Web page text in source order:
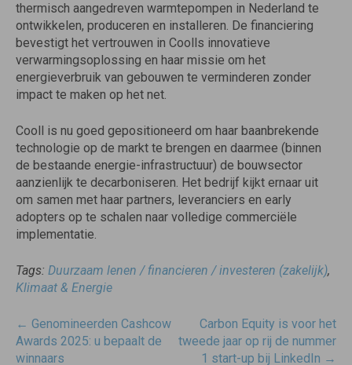
thermisch aangedreven warmtepompen in Nederland te
ontwikkelen, produceren en installeren. De financiering
bevestigt het vertrouwen in Coolls innovatieve
verwarmingsoplossing en haar missie om het
energieverbruik van gebouwen te verminderen zonder
impact te maken op het net.
Cooll is nu goed gepositioneerd om haar baanbrekende
technologie op de markt te brengen en daarmee (binnen
de bestaande energie-infrastructuur) de bouwsector
aanzienlijk te decarboniseren. Het bedrijf kijkt ernaar uit
om samen met haar partners, leveranciers en early
adopters op te schalen naar volledige commerciële
implementatie.
Tags: Duurzaam lenen / financieren / investeren (zakelijk),
Klimaat & Energie
Post
navigatie
← Genomineerden Cashcow
Awards 2025: u bepaalt de
winnaars
Carbon Equity is voor het
tweede jaar op rij de nummer
1 start-up bij LinkedIn →